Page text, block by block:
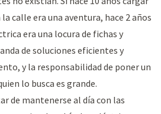
calle era una aventura, hace 2 años
era una locura de fichas y
de soluciones eficientes y
y la responsabilidad de poner un
lo busca es grande.
de mantenerse al día con las